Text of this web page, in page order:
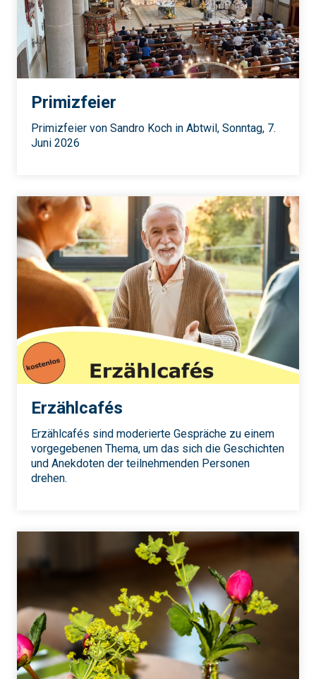
Primizfeier
Primizfeier von Sandro Koch in Abtwil, Sonntag, 7.
Juni 2026
Erzählcafés
Erzählcafés sind moderierte Gespräche zu einem
vorgegebenen Thema, um das sich die Geschichten
und Anekdoten der teilnehmenden Personen
drehen.